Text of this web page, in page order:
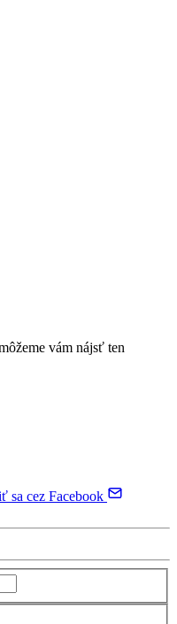
vám nájsť ten
sa cez Facebook